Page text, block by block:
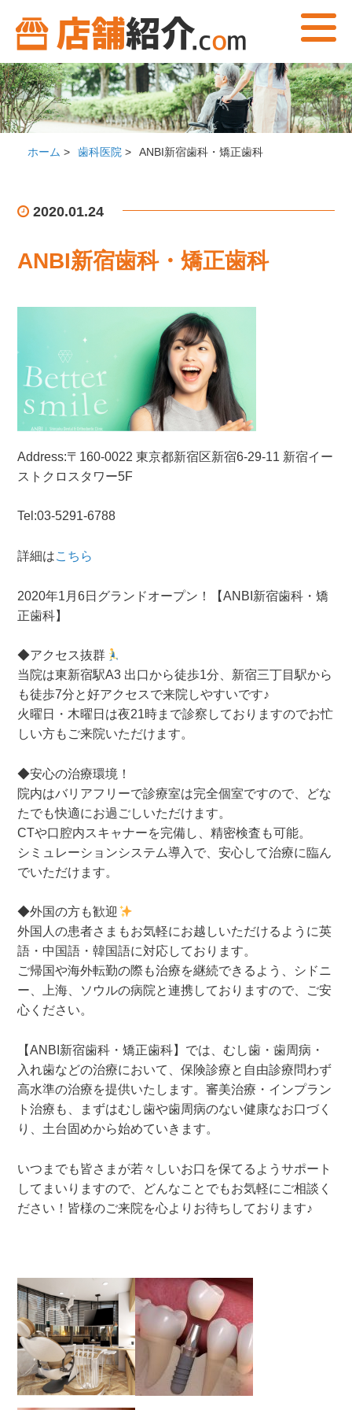
ホーム > 歯科医院 > ANBI新宿歯科・矯正歯科
2020.01.24
ANBI新宿歯科・矯正歯科
Address:〒160-0022 東京都新宿区新宿6-29-11 新宿イー
ストクロスタワー5F
Tel:03-5291-6788
詳細はこちら
2020年1月6日グランドオープン！【ANBI新宿歯科・矯
正歯科】
◆アクセス抜群
当院は東新宿駅A3 出口から徒歩1分、新宿三丁目駅から
も徒歩7分と好アクセスで来院しやすいです♪
火曜日・木曜日は夜21時まで診察しておりますのでお忙
しい方もご来院いただけます。
◆安心の治療環境！
院内はバリアフリーで診療室は完全個室ですので、どな
たでも快適にお過ごしいただけます。
CTや口腔内スキャナーを完備し、精密検査も可能。
シミュレーションシステム導入で、安心して治療に臨ん
でいただけます。
◆外国の方も歓迎
外国人の患者さまもお気軽にお越しいただけるように英
語・中国語・韓国語に対応しております。
ご帰国や海外転勤の際も治療を継続できるよう、シドニ
ー、上海、ソウルの病院と連携しておりますので、ご安
心ください。
【ANBI新宿歯科・矯正歯科】では、むし歯・歯周病・
入れ歯などの治療において、保険診療と自由診療問わず
高水準の治療を提供いたします。審美治療・インプラン
ト治療も、まずはむし歯や歯周病のない健康なお口づく
り、土台固めから始めていきます。
いつまでも皆さまが若々しいお口を保てるようサポート
してまいりますので、どんなことでもお気軽にご相談く
ださい！皆様のご来院を心よりお待ちしております♪